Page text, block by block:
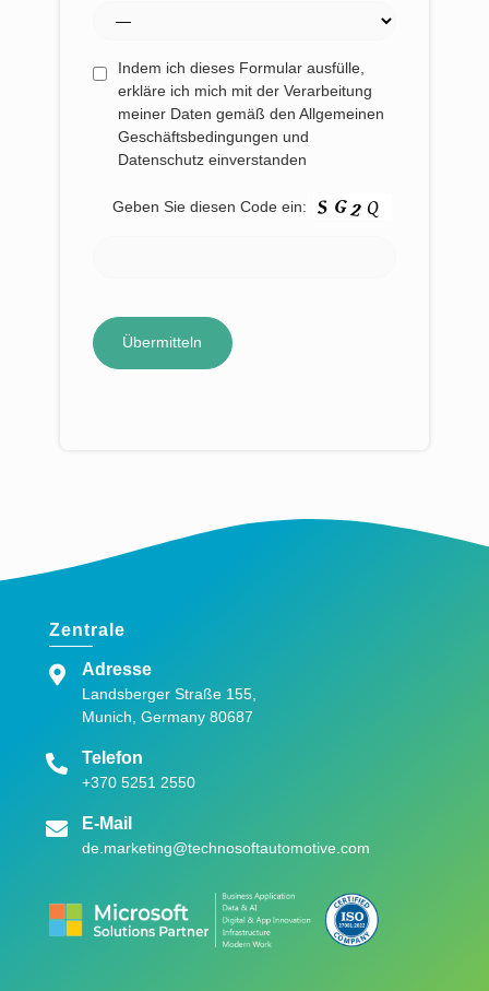
Indem ich dieses Formular ausfülle,
erkläre ich mich mit der Verarbeitung
meiner Daten gemäß den Allgemeinen
Geschäftsbedingungen und
Datenschutz einverstanden
Geben Sie diesen Code ein:
Zentrale
Adresse
Landsberger Straße 155,
Munich, Germany 80687
Telefon
+370 5251 2550
E-Mail
de.marketing@technosoftautomotive.com